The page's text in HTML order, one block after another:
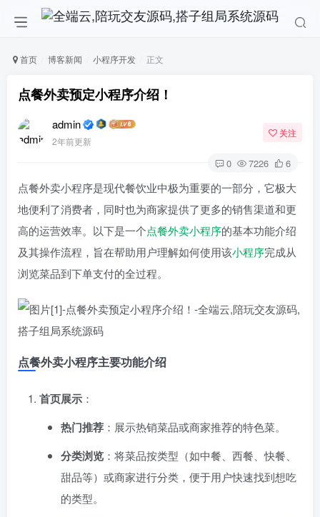
首页 博客新闻 小程序开发 正文
点餐外卖预定小程序介绍！
admin
2年前更新
关注
0 7226 6
点餐外卖小程序是现代餐饮业中极为重要的一部分，它极大
地便利了消费者，同时也为商家提供了更多的销售渠道和更
高的运营效率。以下是一个点餐外卖小程序的基本功能介绍
及其操作流程，旨在帮助用户理解如何使用该小程序完成从
浏览菜品到下单支付的全过程。
点餐外卖小程序主要功能介绍
首页展示 ：
热门推荐 ：展示热销菜品或商家推荐的特色菜。
分类浏览 ：将菜品按类型（如中餐、西餐、快餐、
甜品等）或商家进行分类，便于用户快速找到想吃
的类型。